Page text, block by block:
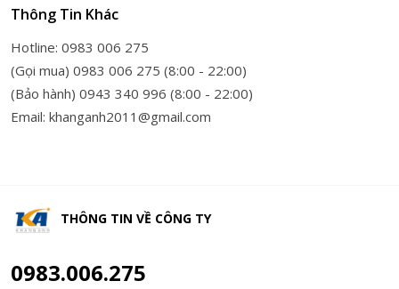
Thông Tin Khác
Hotline: 0983 006 275
(Gọi mua) 0983 006 275 (8:00 - 22:00)
(Bảo hành) 0943 340 996 (8:00 - 22:00)
Email: khanganh2011@gmail.com
THÔNG TIN VỀ CÔNG TY
0983.006.275